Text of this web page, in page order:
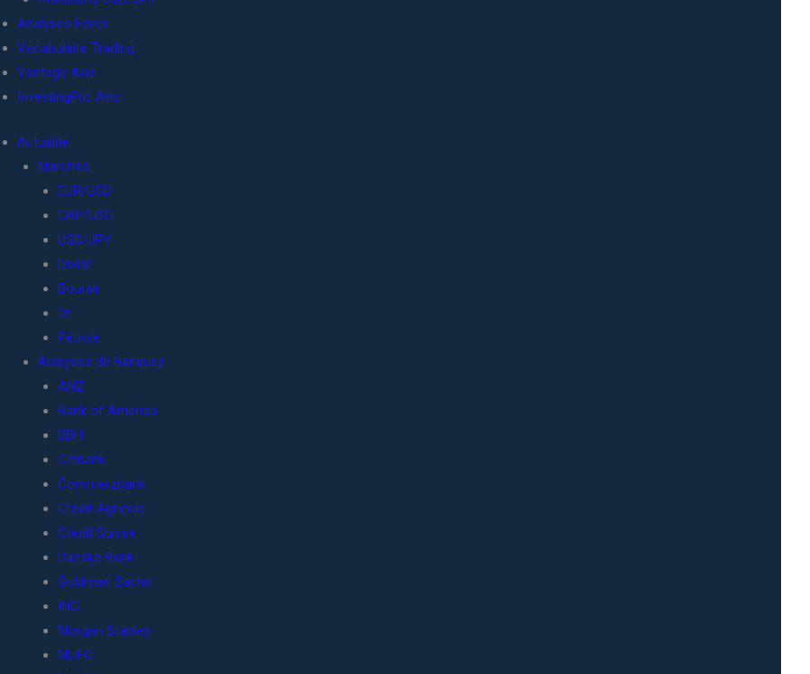
Analyses Forex
Vocabulaire Trading
Vantage Avis
InvestingPro Avis
Actualité
Marchés
EUR/USD
GBP/USD
USD/JPY
Dollar
Bourse
Or
Pétrole
Analyses de Banques
ANZ
Bank of America
BBH
Citibank
Commerzbank
Crédit Agricole
Crédit Suisse
Danske Bank
Goldman Sachs
ING
Morgan Stanley
MUFG